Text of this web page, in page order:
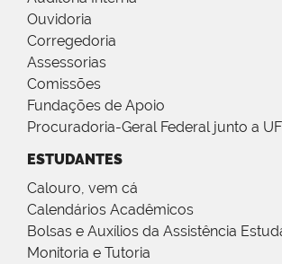
Ouvidoria
Corregedoria
Assessorias
Comissões
Fundações de Apoio
Procuradoria-Geral Federal junto a
ESTUDANTES
Calouro, vem cá
Calendários Acadêmicos
Bolsas e Auxílios da Assistência
Monitoria e Tutoria